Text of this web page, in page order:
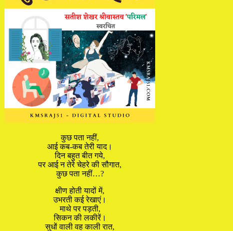
कुछ पता नहीं,
आई कब-कब तेरी याद।
दिन बहुत बीत गये,
पर आई न तेरे चेहरे की सौगात,
कुछ पता नहीं…?
क्षीण होती यादों में,
उभरती कई रेखाएं।
माथे पर पड़ती,
सिकन की लकीरें।
सुधों वाली वह काली रात,